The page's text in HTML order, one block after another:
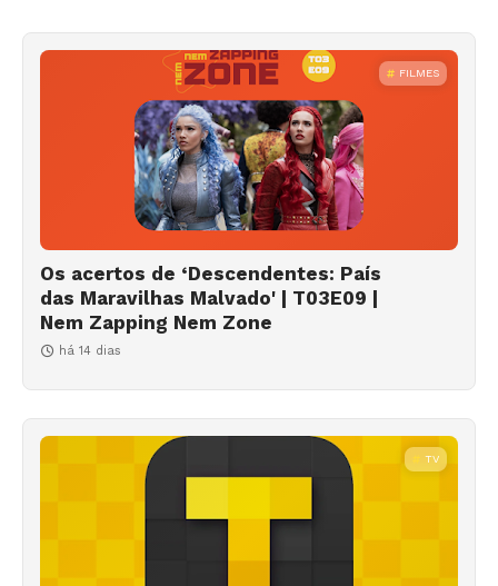
FILMES
Os acertos de ‘Descendentes: País
das Maravilhas Malvado' | T03E09 |
Nem Zapping Nem Zone
há 14 dias
TV